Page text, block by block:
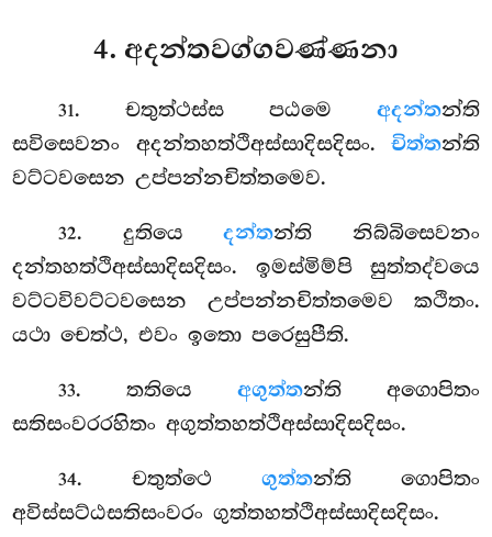
4. අදන්තවග්ගවණ්ණනා
31. චතුත්ථස්ස පඨමෙ අදන්තන්ති
සවිසෙවනං අදන්තහත්ථිඅස්සාදිසදිසං. චිත්තන්ති
වට්ටවසෙන උප්පන්නචිත්තමෙව.
32. දුතියෙදන්තන්ති නිබ්බිසෙවනං
දන්තහත්ථිඅස්සාදිසදිසං. ඉමස්මිම්පි සුත්තද්වයෙ
වට්ටවිවට්ටවසෙන උප්පන්නචිත්තමෙව කථිතං.
යථා චෙත්ථ, එවං ඉතො පරෙසුපීති.
33. තතියෙ අගුත්තන්ති අගොපිතං
සතිසංවරරහිතං අගුත්තහත්ථිඅස්සාදිසදිසං.
34. චතුත්ථෙ ගුත්තන්ති ගොපිතං
අවිස්සට්ඨසතිසංවරං ගුත්තහත්ථිඅස්සාදිසදිසං.